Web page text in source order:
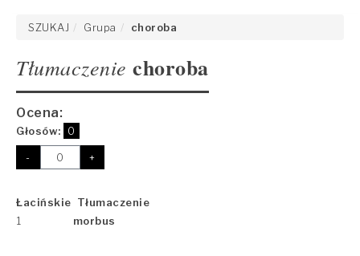
SZUKAJ Grupa choroba
Tłumaczenie choroba
Ocena:
Głosów: 0
- +
Łacińskie Tłumaczenie
1
morbus